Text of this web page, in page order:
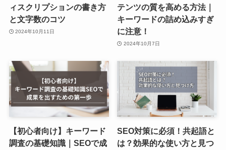
ィスクリプションの書き方
と文字数のコツ
2024年10月11日
テンツの質を高める方法｜
キーワードの詰め込みすぎ
に注意！
2024年10月7日
【初心者向け】キーワード
調査の基礎知識｜SEOで成
SEO対策に必須！共起語と
は？効果的な使い方と見つ